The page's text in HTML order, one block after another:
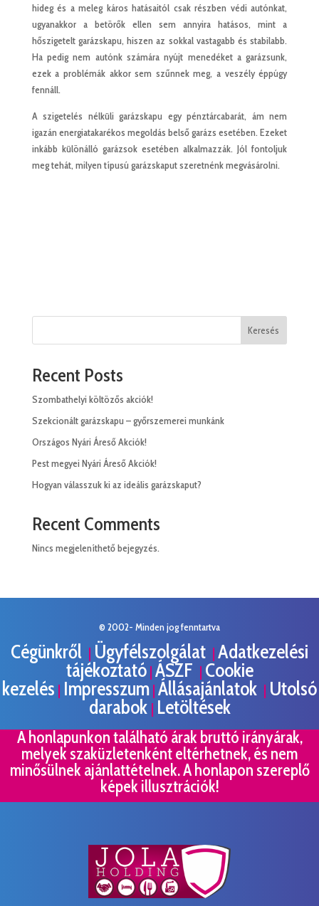
hideg és a meleg káros hatásaitól csak részben védi autónkat,
ugyanakkor a betörők ellen sem annyira hatásos, mint a
hőszigetelt garázskapu, hiszen az sokkal vastagabb és stabilabb.
Ha pedig nem autónk számára nyújt menedéket a garázsunk,
ezek a problémák akkor sem szűnnek meg, a veszély éppúgy
fennáll.
A szigetelés nélküli garázskapu egy pénztárcabarát, ám nem
igazán energiatakarékos megoldás belső garázs esetében. Ezeket
inkább különálló garázsok esetében alkalmazzák. Jól fontoljuk
meg tehát, milyen típusú garázskaput szeretnénk megvásárolni.
Keresés
Recent Posts
Szombathelyi költözős akciók!
Szekcionált garázskapu – győrszemerei munkánk
Országos Nyári Áreső Akciók!
Pest megyei Nyári Áreső Akciók!
Hogyan válasszuk ki az ideális garázskaput?
Recent Comments
Nincs megjeleníthető bejegyzés.
© 2002- Minden jog fenntartva
Cégünkről | Ügyfélszolgálat | Adatkezelési
tájékoztató| ÁSZF | Cookie
kezelés | Impresszum | Állásajánlatok | Utolsó
darabok | Letöltések
A honlapunkon található árak bruttó irányárak,
melyek szaküzletenként eltérhetnek, és nem
minősülnek ajánlattételnek. A honlapon szereplő
képek illusztrációk!